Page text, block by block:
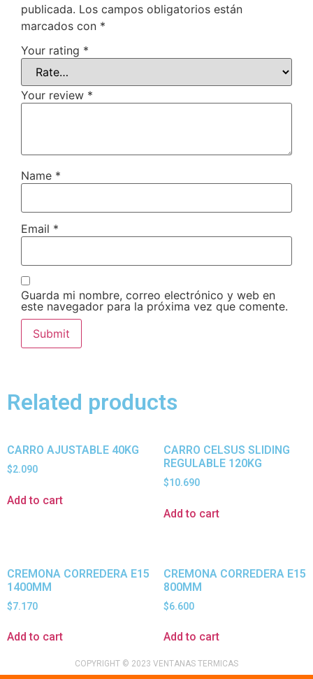
publicada. Los campos obligatorios están
marcados con *
Your rating *
Your review *
Name *
Email *
Guarda mi nombre, correo electrónico y web en
este navegador para la próxima vez que comente.
Related products
CARRO AJUSTABLE 40KG
$2.090
Add to cart
CARRO CELSUS SLIDING
REGULABLE 120KG
$10.690
Add to cart
CREMONA CORREDERA E15
1400MM
$7.170
Add to cart
CREMONA CORREDERA E15
800MM
$6.600
Add to cart
COPYRIGHT © 2023 VENTANAS TERMICAS